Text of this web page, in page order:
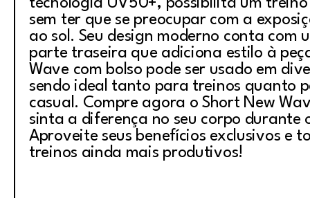
tecnologia UV50+, possibilita um
sem ter que se preocupar com a
ao sol. Seu design moderno conta com
parte traseira que adiciona estilo à
Wave com bolso pode ser usado em
sendo ideal tanto para treinos quanto
casual. Compre agora o Short New
sinta a diferença no seu corpo durante
Aproveite seus benefícios exclusivos e
treinos ainda mais produtivos!